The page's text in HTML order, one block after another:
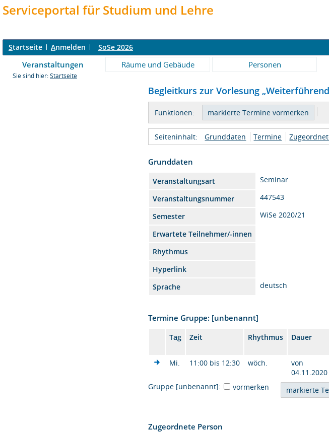
Serviceportal für Studium und Lehre
Startseite Anmelden SoSe 2026
Veranstaltungen Räume und Gebäude Personen
Sie sind hier: Startseite
Begleitkurs zur Vorlesung
Funktionen:
Seiteninhalt: Grunddaten Termine
Grunddaten
Veranstaltungsart Seminar
Veranstaltungsnummer
447543
Semester
WiSe 2020/21
Erwartete Teilnehmer/-innen
Rhythmus
Hyperlink
Sprache
deutsch
Termine Gruppe: [unbenannt]
Tag Zeit Rhythmus Dauer
Mi.
11:00 bis 12:30 wöch.
von
04.11.2020
Gruppe [unbenannt]:
vormerken
Zugeordnete Person